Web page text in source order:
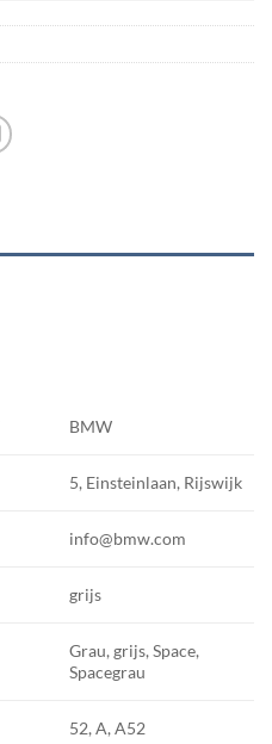
BMW
5, Einsteinlaan, Rijswijk
info@bmw.com
grijs
Grau, grijs, Space,
Spacegrau
52, A, A52